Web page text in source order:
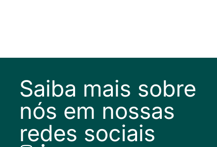
Saiba mais sobre
nós em nossas
redes sociais